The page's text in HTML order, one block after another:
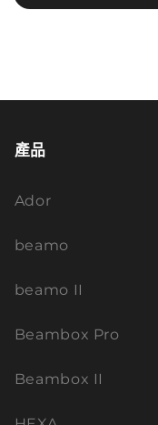
產品
Ador
beamo
beamo II
Beambox Pro
Beambox II